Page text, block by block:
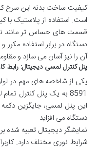
کیفیت ساخت بدنه این سرخ
است. استفاده از پلاستیک با
قسمت های حساس تر مانند
دستگاه در برابر استفاده
آن را نیز آسان می سازد و
پنل کنترل لمسی دیجیتال: رابط
8591 به یک پنل کنترل
این پنل لمسی، جایگزین
دستگاه می افزاید.
نمایشگر دیجیتال تعبیه شده